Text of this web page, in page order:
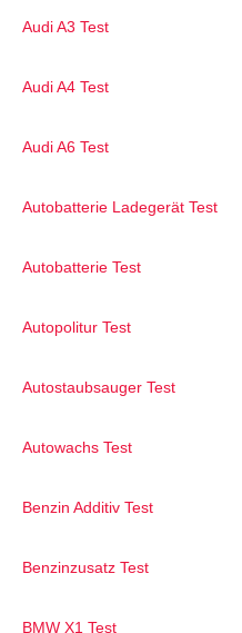
Audi A3 Test
Audi A4 Test
Audi A6 Test
Autobatterie Ladegerät Test
Autobatterie Test
Autopolitur Test
Autostaubsauger Test
Autowachs Test
Benzin Additiv Test
Benzinzusatz Test
BMW X1 Test